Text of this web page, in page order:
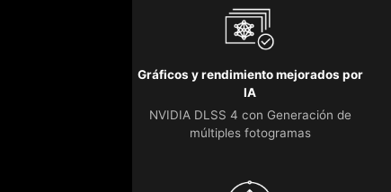
Gráficos y rendimiento mejorados por
IA
NVIDIA DLSS 4 con Generación de
múltiples fotogramas